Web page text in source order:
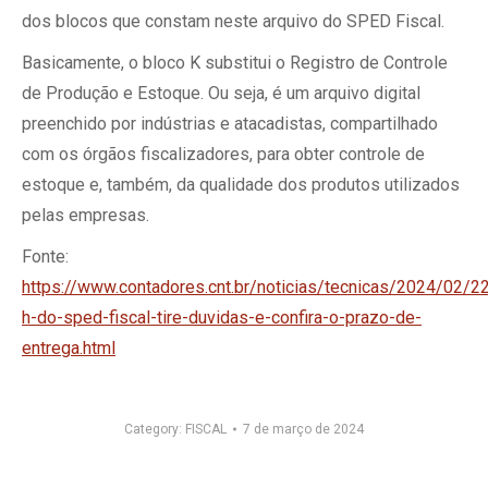
dos blocos que constam neste arquivo do SPED Fiscal.
Basicamente, o bloco K substitui o Registro de Controle
de Produção e Estoque. Ou seja, é um arquivo digital
preenchido por indústrias e atacadistas, compartilhado
com os órgãos fiscalizadores, para obter controle de
estoque e, também, da qualidade dos produtos utilizados
pelas empresas.
Fonte:
https://www.contadores.cnt.br/noticias/tecnicas/2024/02/
h-do-sped-fiscal-tire-duvidas-e-confira-o-prazo-de-
entrega.html
Category: FISCAL 7 de março de 2024